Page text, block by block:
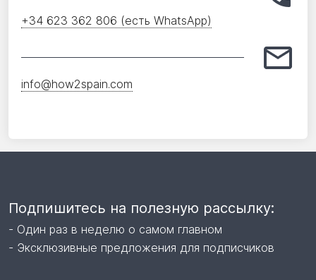
+34 623 362 806 (есть WhatsApp)
info@how2spain.com
Подпишитесь на полезную рассылку:
- Один раз в неделю о самом главном
- Эксклюзивные предложения для подписчиков